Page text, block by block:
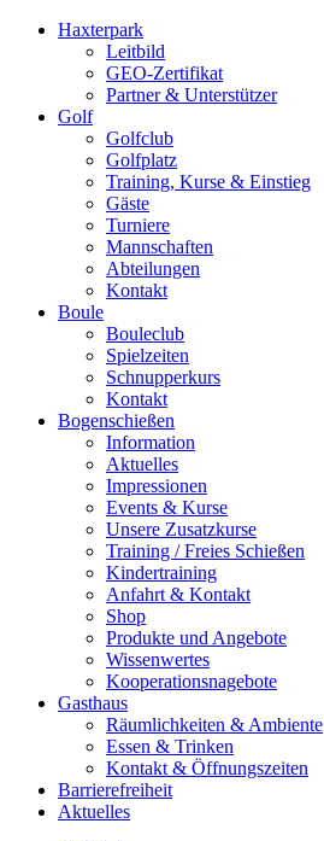
Haxterpark
Leitbild
GEO-Zertifikat
Partner & Unterstützer
Golf
Golfclub
Golfplatz
Training, Kurse & Einstieg
Gäste
Turniere
Mannschaften
Abteilungen
Kontakt
Boule
Bouleclub
Spielzeiten
Schnupperkurs
Kontakt
Bogenschießen
Information
Aktuelles
Impressionen
Events & Kurse
Unsere Zusatzkurse
Training / Freies Schießen
Kindertraining
Anfahrt & Kontakt
Shop
Produkte und Angebote
Wissenwertes
Kooperationsnagebote
Gasthaus
Räumlichkeiten & Ambiente
Essen & Trinken
Kontakt & Öffnungszeiten
Barrierefreiheit
Aktuelles